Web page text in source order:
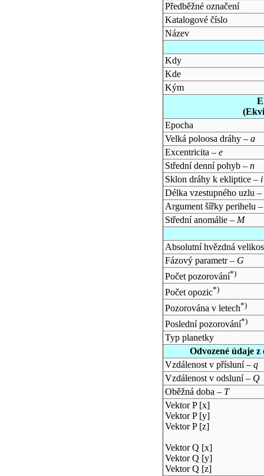
Předběžné označení
Katalogové číslo
Název
Kdy
Kde
Kým
Epocha
Velká poloosa dráhy – a
Excentricita – e
Střední denní pohyb – n
Sklon dráhy k ekliptice – i
Délka vzestupného uzlu –
Argument šířky perihelu
Střední anomálie – M
Absolutní hvězdná
Fázový parametr – G
Počet pozorování*)
Počet opozic*)
Pozorována v letech*)
Poslední pozorování*)
Typ planetky
Odvozené údaje
Vzdálenost v přísluní – q
Vzdálenost v odsluní – Q
Oběžná doba – T
Vektor P [x]
Vektor P [y]
Vektor P [z]
Vektor Q [x]
Vektor Q [y]
Vektor Q [z]